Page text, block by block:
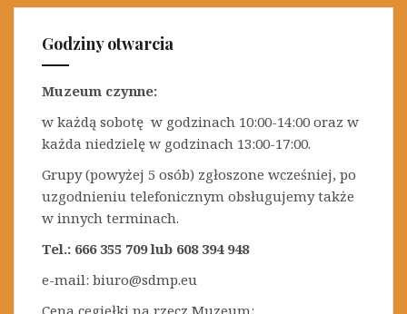
Godziny otwarcia
Muzeum czynne:
w każdą sobotę w godzinach 10:00-14:00 oraz w
każda niedzielę w godzinach 13:00-17:00.
Grupy (powyżej 5 osób) zgłoszone wcześniej, po
uzgodnieniu telefonicznym obsługujemy także
w innych terminach.
Tel.: 666 355 709 lub 608 394 948
e-mail: biuro@sdmp.eu